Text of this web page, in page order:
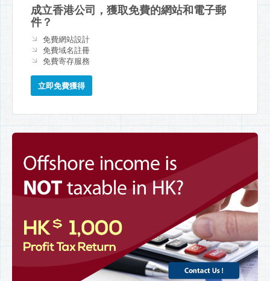
成立香港公司，獲取免費的網站和電子郵
件？
免費網站設計
免費域名註冊
免費寄存服務
立即免費獲得